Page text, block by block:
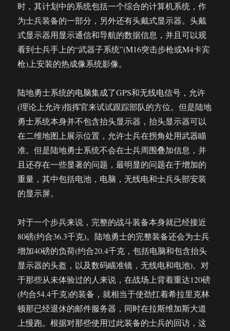
时，其计划中的系统包括一个综合的计算机系统，作
为士兵装备的一部分，另外还有头戴式显示器。头戴
式显示器用显示通信和导航的数据信息，并且可以观
看到士兵手上的“武器子系统”(M16突击步枪或M4卡宾
枪)上安装的热成像系统影像。
陆地勇士系统的电脑集成了GPS和无线电信号，允许
(理论上允许)指挥官来试试跟踪部队的方位。但是陆地
勇士系统本身并不包含抬头显示器，抬头显示器可以
在二维地图上展示位置，允许士兵在拐角处用武器瞄
准。但是陆地勇士系统不会在士兵周围叠加信息，并
且还存在一些显著的问题，最明显的问题在于增加的
重量，其中包括电池，电脑，无线电和士兵头部安装
的显示屏。
对于一个步兵来说，完整的战斗装备本身就已经接近
80磅(约合36.3千克)。陆地勇士的完整装备还会为士兵
增加40磅的负荷(约合20.4千克，包括电脑和包含抬头
显示器的头盔，以及数码瞄准镜，无线电和电池)。对
于那些从未体验过的人来说，在战场上背着重达120磅
(约合54.4千克)的装备，就相当于使劲扛着希拉里克林
顿那已经退休的邮件服务器，同时在拉斯维加斯大道
上慢跑。根据对那些使用过此装备的士兵的回访，这